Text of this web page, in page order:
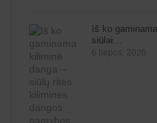
Iš ko
siūlai…
6 liepos, 2026